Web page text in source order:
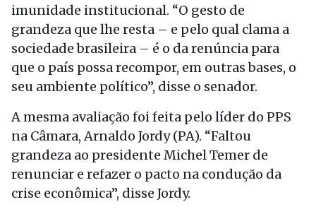
imunidade institucional. “O gesto de
grandeza que lhe resta – e pelo qual clama a
sociedade brasileira – é o da renúncia para
que o país possa recompor, em outras bases, o
seu ambiente político”, disse o senador.
A mesma avaliação foi feita pelo líder do PPS
na Câmara, Arnaldo Jordy (PA). “Faltou
grandeza ao presidente Michel Temer de
renunciar e refazer o pacto na condução da
crise econômica”, disse Jordy.